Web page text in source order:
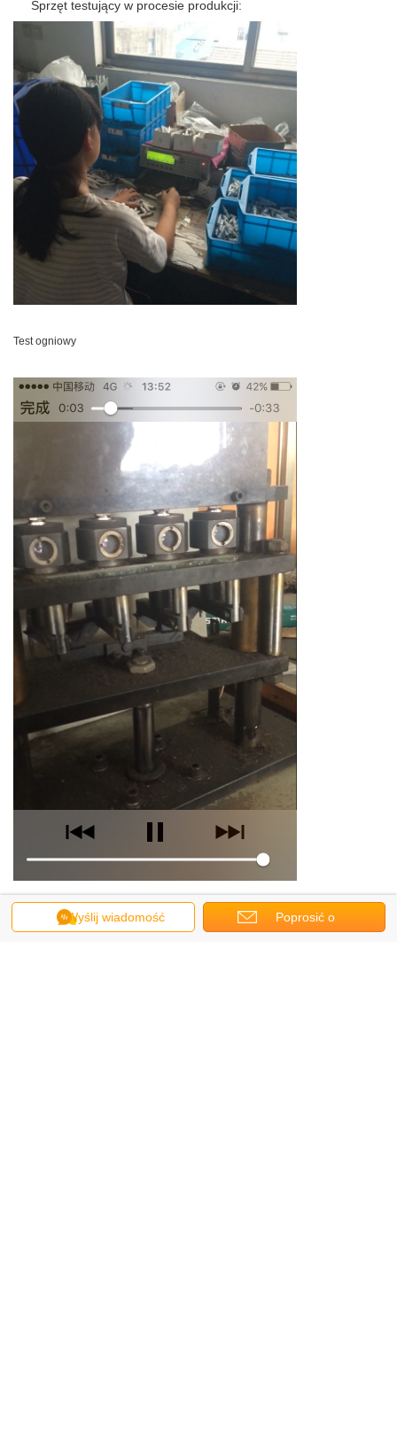
Sprzęt testujący w procesie produkcji:
Test ogniowy
Wyślij wiadomość Poprosić o